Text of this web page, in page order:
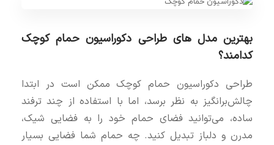
بهترین مدل های طراحی دکوراسیون حمام کوچک
کدامند؟
طراحی دکوراسیون حمام کوچک ممکن است در ابتدا
چالش‌برانگیز به نظر برسد، اما با استفاده از چند ترفند
ساده، می‌توانید فضای حمام خود را به فضایی شیک،
مدرن و دلباز تبدیل کنید. چه حمام شما فضایی بسیار